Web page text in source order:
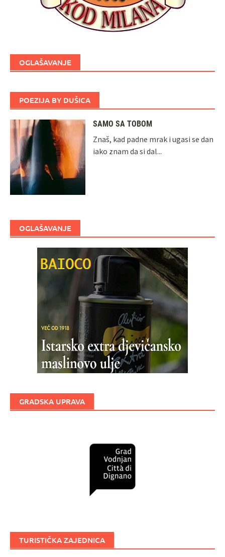
OGLAŠAVANJE
POEZIJA BY DUŠICA
SAMO SA TOBOM
Znaš, kad padne mrak i ugasi se dan
iako znam da si dal...
OGLAŠAVANJE
GRADSKA UPRAVA
TURISTIČKA ZAJEDNICA